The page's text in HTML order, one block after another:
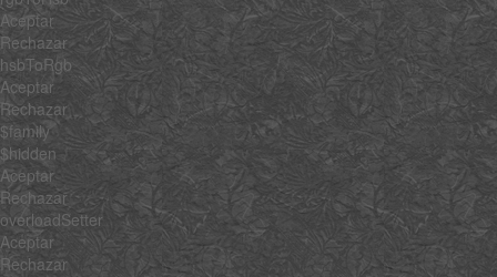
Aceptar
Rechazar
hsbToRgb
Aceptar
Rechazar
$family
$hidden
Aceptar
Rechazar
overloadSetter
Aceptar
Rechazar